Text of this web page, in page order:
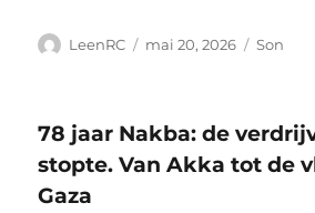
Auteur
LeenRC
Publié
mai 20, 2026 Format
Son
78 jaar Nakba: de
stopte. Van Akka tot de
Gaza